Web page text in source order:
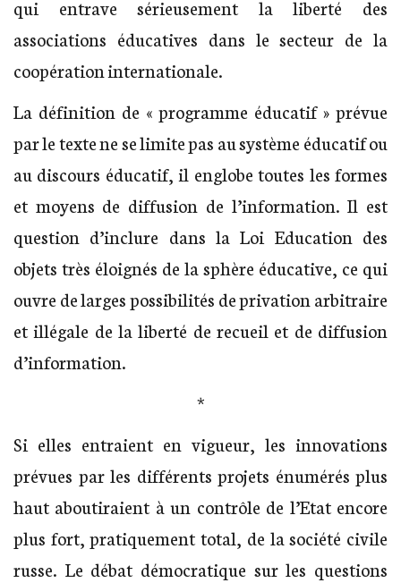
qui entrave sérieusement la liberté des
associations éducatives dans le secteur de la
coopération internationale.
La définition de « programme éducatif » prévue
par le texte ne se limite pas au système éducatif ou
au discours éducatif, il englobe toutes les formes
et moyens de diffusion de l’information. Il est
question d’inclure dans la Loi Education des
objets très éloignés de la sphère éducative, ce qui
ouvre de larges possibilités de privation arbitraire
et illégale de la liberté de recueil et de diffusion
d’information.
*
Si elles entraient en vigueur, les innovations
prévues par les différents projets énumérés plus
haut aboutiraient à un contrôle de l’Etat encore
plus fort, pratiquement total, de la société civile
russe. Le débat démocratique sur les questions